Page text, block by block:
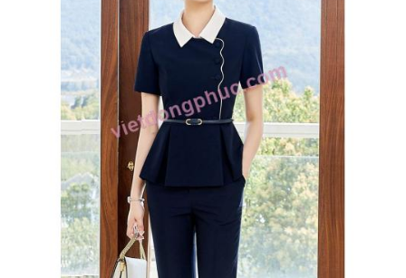
Đồng Phục Lễ Tân 41